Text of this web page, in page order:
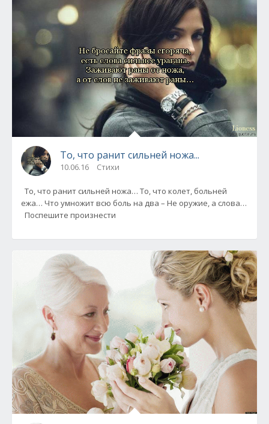
То, что ранит сильней ножа...
10.06.16 Стихи
То, что ранит сильней ножа… То, что колет, больней
ежа… Что умножит всю боль на два – Не оружие, а слова…
Поспешите произнести